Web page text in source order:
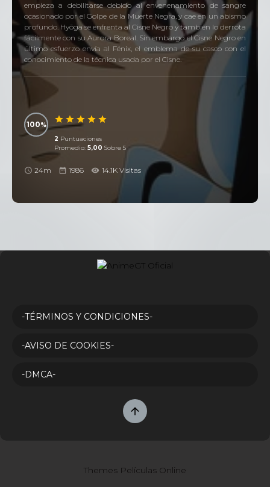
empieza a debilitarse debido al envenenamiento de sangre
ocasionado por el Golpe de la Muerte Negra, y cae en un abismo
profundo. Hyōga se enfrenta al Cisne Negro y también lo derrota
fácilmente con su Aurora Boreal. Sin embargo el Cisne Negro en
último esfuerzo envía al Fénix, el emblema de su casco con el
conocimiento de la técnica usada por el Cisne.
100
2 Puntuaciones
Promedio: 5,00 Sobre 5
24m 1986 14.1K Visitas
-TÉRMINOS Y CONDICIONES-
-AVISO DE COOKIES-
-DMCA-
Themes Películas Online